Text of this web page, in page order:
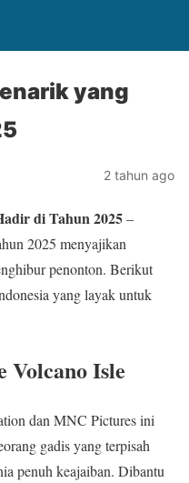
yang
2 tahun ago
di Tahun 2025–
2025 menyajikan
penonton. Berikut
yang layak untuk
Volcano Isle
dan MNC Pictures ini
gadis yang terpisah
penuh keajaiban. Dibantu